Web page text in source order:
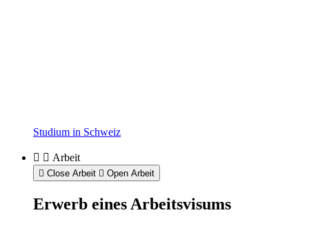
Studium in Schweiz
Arbeit
Close Arbeit Open Arbeit
Erwerb eines Arbeitsvisums